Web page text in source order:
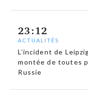
23:12
ACTUALITÉS
L’incident de
montée de toutes
Russie